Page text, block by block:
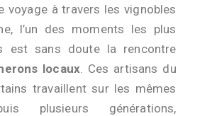
voyage à travers les vignobles
l’un des moments les plus
est sans doute la rencontre
locaux . Ces artisans du
travaillent sur les mêmes
plusieurs générations,